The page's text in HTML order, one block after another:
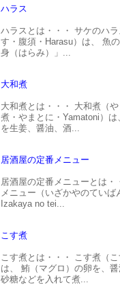
ハラス
ハラスとは・・・ サケのハ
す・腹須・Harasu）は、 魚
身（はらみ）」...
大和煮
大和煮とは・・・ 大和煮（
煮・やまとに・Yamatoni）
を生姜、醤油、酒...
居酒屋の定番メニュー
居酒屋の定番メニューとは・
メニュー（いざかやのていば
Izakaya no tei...
こす煮
こす煮とは・・・ こす煮（こ
は、 鮪（マグロ）の卵を、醤
砂糖などを入れて煮...